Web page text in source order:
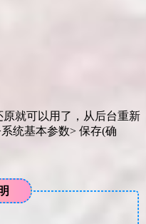
就可以用了，从后台重新
统基本参数> 保存(确